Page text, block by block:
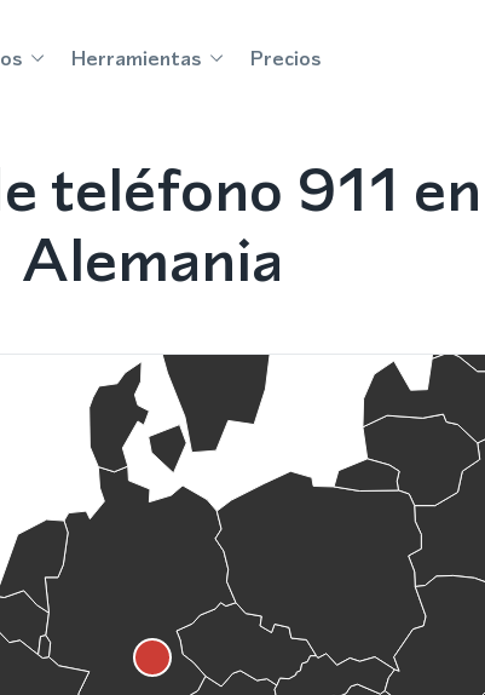
Herramientas Precios
teléfono 911
Alemania